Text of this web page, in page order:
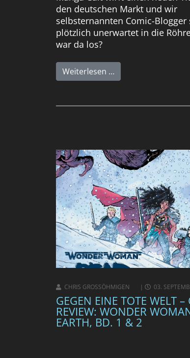
den deutschen Markt und wir
selbsternannten Comic-Blogger
plötzlich unerwartet in die
war da los?
Weiterlesen …
CHRIS GROSSÖHMIGEN 03.
GEGEN EINE TOTE WELT
REVIEW: WONDER
EARTH, BD. 1 & 2